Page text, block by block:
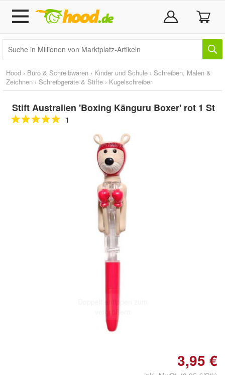
Hood › Büro & Schreibwaren › Kinder und Schule › Schreiben, Malen &
Zeichnen › Schreibgeräte & Stifte › Kugelschreiber
Stift Australien 'Boxing Känguru Boxer' rot 1 St
1
vergrößern
3,95 €